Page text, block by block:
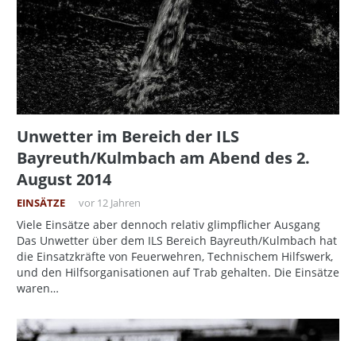
Unwetter im Bereich der ILS
Bayreuth/Kulmbach am Abend des 2.
August 2014
EINSÄTZE vor 12 Jahren
Viele Einsätze aber dennoch relativ glimpflicher Ausgang
Das Unwetter über dem ILS Bereich Bayreuth/Kulmbach hat
die Einsatzkräfte von Feuerwehren, Technischem Hilfswerk,
und den Hilfsorganisationen auf Trab gehalten. Die Einsätze
waren…